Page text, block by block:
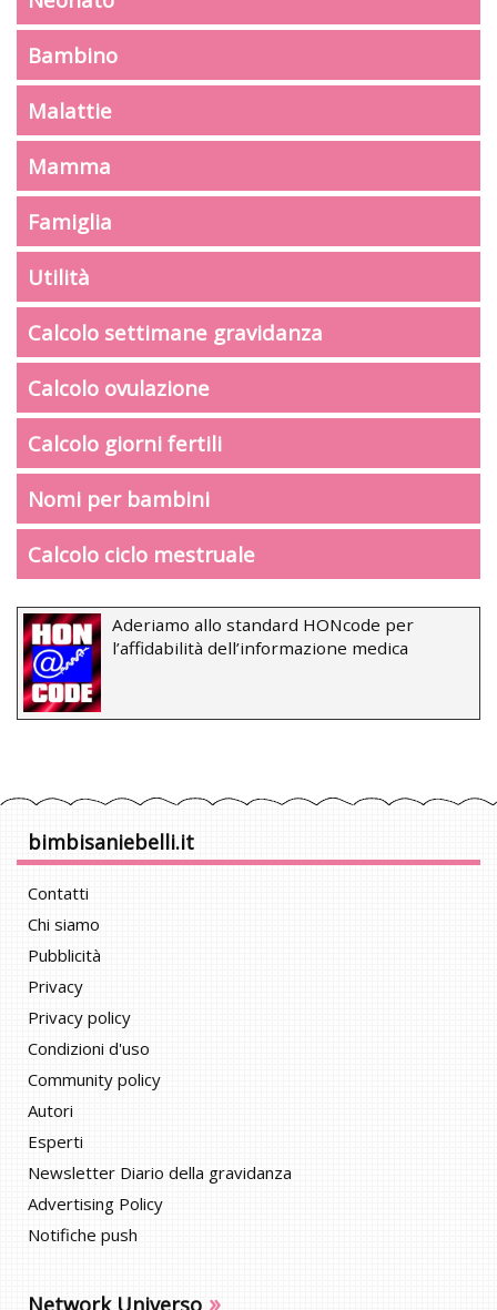
Bambino
Malattie
Mamma
Famiglia
Utilità
Calcolo settimane gravidanza
Calcolo ovulazione
Calcolo giorni fertili
Nomi per bambini
Calcolo ciclo mestruale
Aderiamo allo standard HONcode per
l’affidabilità dell’informazione medica
bimbisaniebelli.it
Contatti
Chi siamo
Pubblicità
Privacy
Privacy policy
Condizioni d'uso
Community policy
Autori
Esperti
Newsletter Diario della gravidanza
Advertising Policy
Notifiche push
Network Universo »